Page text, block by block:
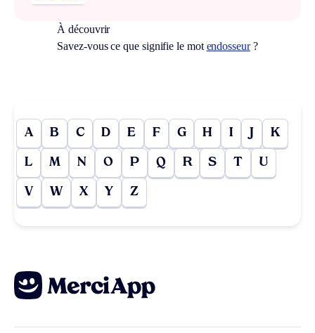
À découvrir
Savez-vous ce que signifie le mot endosseur?
A B C D E F G H I J K
L M N O P Q R S T U
V W X Y Z